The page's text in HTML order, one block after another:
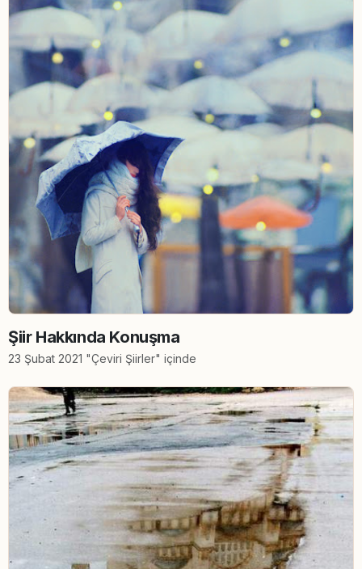
Şiir Hakkında Konuşma
23 Şubat 2021 "Çeviri Şiirler" içinde